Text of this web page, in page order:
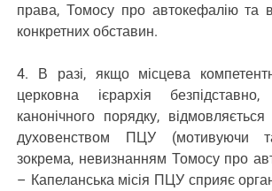
права, Томосу про автокефалію та
конкретних обставин.
4. В разі, якщо місцева
церковна ієрархія
канонічного порядку,
духовенством ПЦУ (мотивуючи
зокрема, невизнанням Томосу про
– Капеланська місія ПЦУ сприяє